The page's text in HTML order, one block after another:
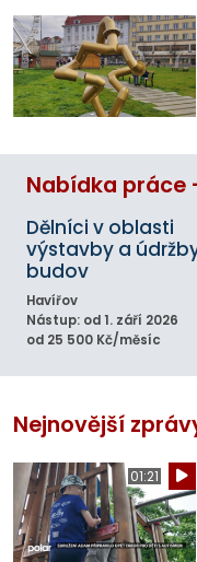
Nabídka práce
Dělníci v oblasti
výstavby a
budov
Havířov
Nástup: od 1. září 2026
od 25 500 Kč/měsíc
Nejnovější
01:21